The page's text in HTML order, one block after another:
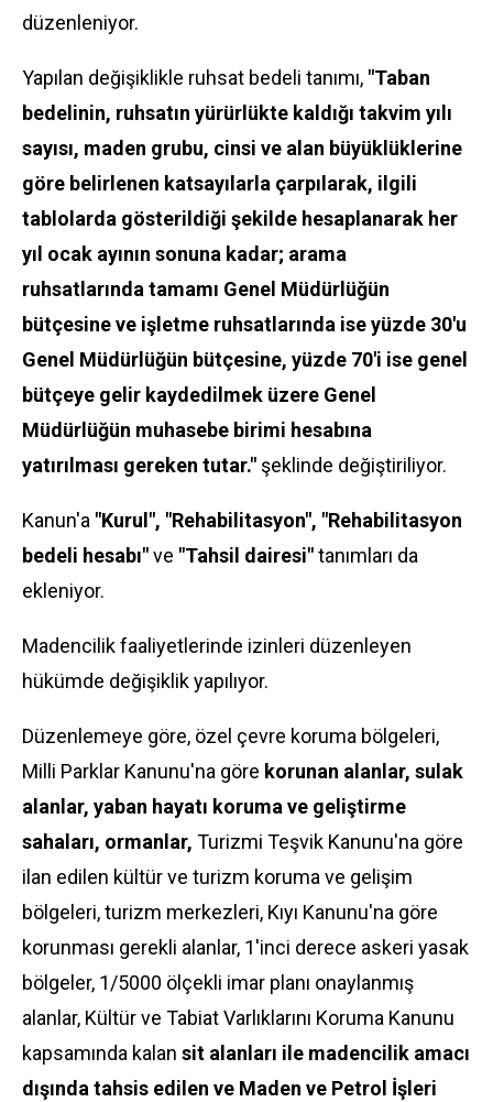
düzenleniyor.
Yapılan değişiklikle ruhsat bedeli tanımı, "Taban
bedelinin, ruhsatın yürürlükte kaldığı takvim yılı
sayısı, maden grubu, cinsi ve alan büyüklüklerine
göre belirlenen katsayılarla çarpılarak, ilgili
tablolarda gösterildiği şekilde hesaplanarak her
yıl ocak ayının sonuna kadar; arama
ruhsatlarında tamamı Genel Müdürlüğün
bütçesine ve işletme ruhsatlarında ise yüzde 30'u
Genel Müdürlüğün bütçesine, yüzde 70'i ise genel
bütçeye gelir kaydedilmek üzere Genel
Müdürlüğün muhasebe birimi hesabına
yatırılması gereken tutar." şeklinde değiştiriliyor.
Kanun'a "Kurul", "Rehabilitasyon", "Rehabilitasyon
bedeli hesabı"ve "Tahsil dairesi"tanımları da
ekleniyor.
Madencilik faaliyetlerinde izinleri düzenleyen
hükümde değişiklik yapılıyor.
Düzenlemeye göre, özel çevre koruma bölgeleri,
Milli Parklar Kanunu'na göre korunan alanlar, sulak
alanlar, yaban hayatı koruma ve geliştirme
sahaları, ormanlar, Turizmi Teşvik Kanunu'na göre
ilan edilen kültür ve turizm koruma ve gelişim
bölgeleri, turizm merkezleri, Kıyı Kanunu'na göre
korunması gerekli alanlar, 1'inci derece askeri yasak
bölgeler, 1/5000 ölçekli imar planı onaylanmış
alanlar, Kültür ve Tabiat Varlıklarını Koruma Kanunu
kapsamında kalan sit alanları ile madencilik amacı
dışında tahsis edilen ve Maden ve Petrol İşleri